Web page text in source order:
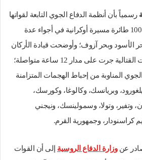
رسمياً بأن أنظمة الدفاع الجوي التابعة لقواتها
نجحت في اعتراض وتدمير 100 طائرة مسيرة أوكرانية في أجواء عدة
الأسود وبحر آزوف؛ وأوضحت قيادة الأركان
في بيان رسمي أن العمليات القتالية جرت على مدار 12 ساعة متواصلة؛
المناوبة من إحباط الهجمات المتزامنة
وبريانسك، وكالوغا، وكورسك،
وتفير، وتولا، وسمولينسك، ونيجني
كراسنودار، وجمهورية القرم.
عنوزارة الدفاع الروسية إلى أن القوات